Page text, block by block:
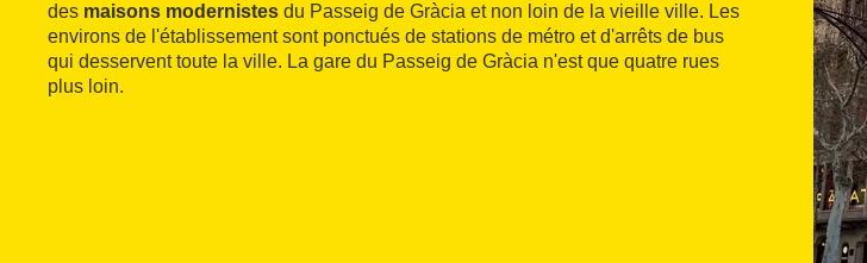
des maisons modernistes du Passeig de Gràcia et non loin de la vieille ville. Les
environs de l'établissement sont ponctués de stations de métro et d'arrêts de bus
qui desservent toute la ville. La gare du Passeig de Gràcia n'est que quatre rues
plus loin.